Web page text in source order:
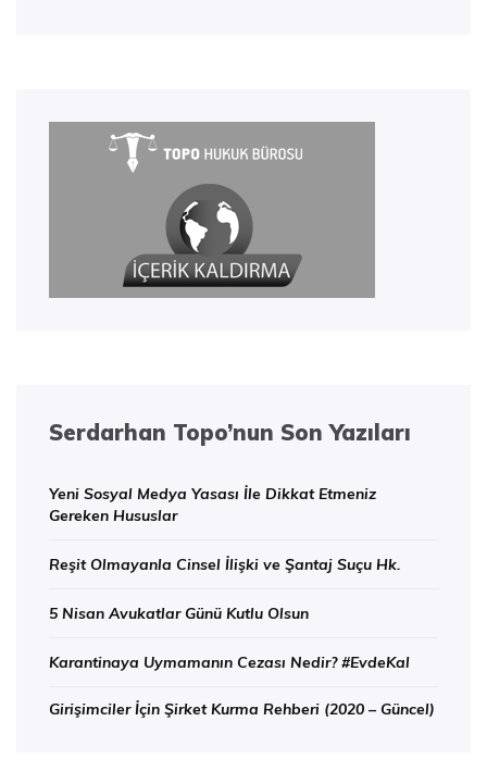
Serdarhan Topo’nun Son Yazıları
Yeni Sosyal Medya Yasası İle Dikkat Etmeniz
Gereken Hususlar
Reşit Olmayanla Cinsel İlişki ve Şantaj Suçu Hk.
5 Nisan Avukatlar Günü Kutlu Olsun
Karantinaya Uymamanın Cezası Nedir? #EvdeKal
Girişimciler İçin Şirket Kurma Rehberi (2020 – Güncel)